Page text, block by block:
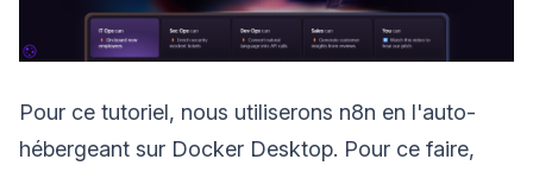
Pour ce tutoriel, nous utiliserons n8n en l'auto-
hébergeant sur Docker Desktop. Pour ce faire,